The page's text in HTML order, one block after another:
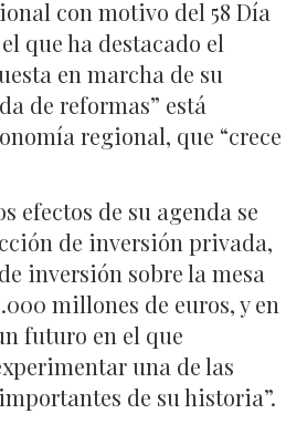
con motivo del 58 Día
que ha destacado el
en marcha de su
de reformas” está
regional, que “crece
efectos de su agenda se
de inversión privada,
inversión sobre la mesa
millones de euros, y en
futuro en el que
una de las
de su historia”.